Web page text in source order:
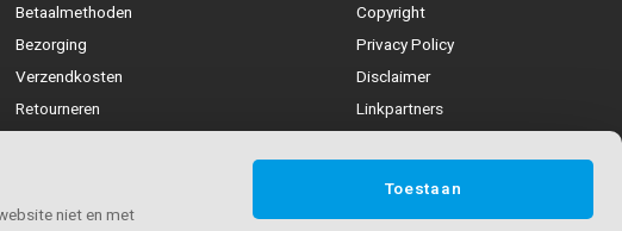
Betaalmethoden
Bezorging
Verzendkosten
Retourneren
Openingstijden & contact
Copyright
Privacy Policy
Disclaimer
Linkpartners
niet en met
Toestaan